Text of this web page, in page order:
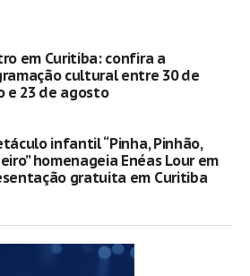
em Curitiba: confira a
cultural entre 30 de
e 23 de agosto
infantil “Pinha, Pinhão,
homenageia Enéas Lour em
gratuita em Curitiba